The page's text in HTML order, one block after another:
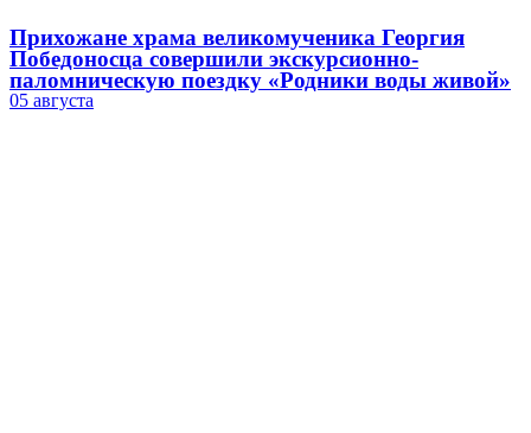
Прихожане храма великомученика Георгия
Победоносца совершили экскурсионно-
паломническую поездку «Родники воды живой»
05 августа